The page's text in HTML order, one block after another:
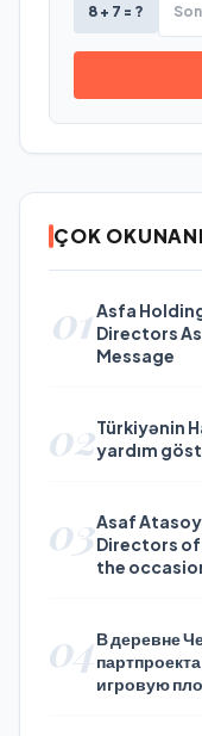
8 + 7 = ?
ÇOK
01Asfa
Directors
Message
02Türkiyənin
yardım
03Asaf
Directors of
the
04В деревне
игровую